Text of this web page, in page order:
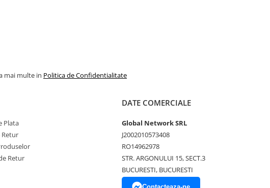
mai multe in Politica de Confidentialitate
Plata
Retur
Retur
DATE COMERCIALE
Global Network SRL
J2002010573408
RO14962978
STR. ARGONULUI 15, SECT.3
BUCURESTI, BUCURESTI